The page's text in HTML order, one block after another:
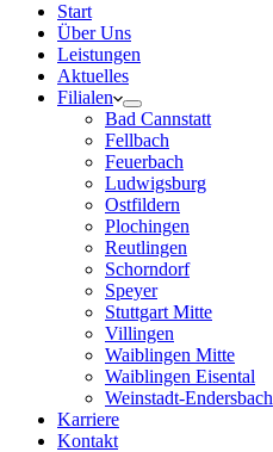
Start
Über Uns
Leistungen
Aktuelles
Filialen
Bad Cannstatt
Fellbach
Feuerbach
Ludwigsburg
Ostfildern
Plochingen
Reutlingen
Schorndorf
Speyer
Stuttgart Mitte
Villingen
Waiblingen Mitte
Waiblingen Eisental
Weinstadt-Endersbach
Karriere
Kontakt